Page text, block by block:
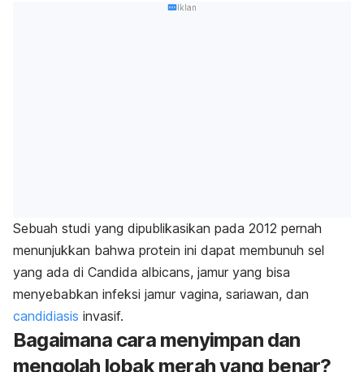
Iklan
Sebuah studi yang dipublikasikan pada 2012 pernah
menunjukkan bahwa protein ini dapat membunuh sel
yang ada di Candida albicans, jamur yang bisa
menyebabkan infeksi jamur vagina, sariawan, dan
candidiasis invasif.
Bagaimana cara menyimpan dan
mengolah lobak merah yang benar?